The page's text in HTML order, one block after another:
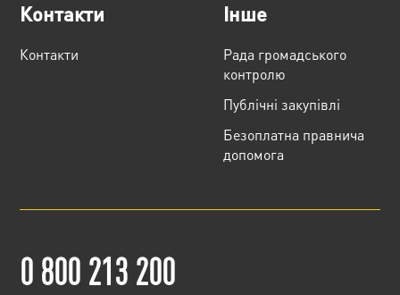
Контакти
Контакти
Інше
Рада громадського
контролю
Публічні закупівлі
Безоплатна правнича
допомога
0 800 213 200